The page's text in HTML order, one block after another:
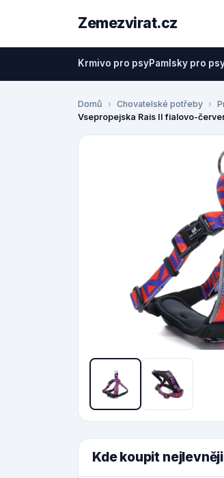
Zemezvirat.cz
Krmivo pro psyPamlsky pro
Domů Chovatelské potřeby
Vsepropejska Rais II fialovo-
Kde koupit nejlevněji